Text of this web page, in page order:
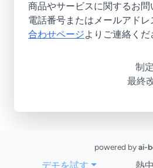
商品やサービスに関するお
電話番号またはメールアドレ
合わせページよりご連絡くだ
制
最終
powered byai-
デモを試す 熱